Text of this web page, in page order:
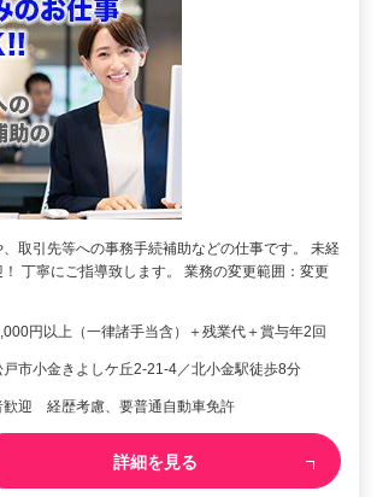
取引先等への事務手続補助などの仕事です。 未経
丁寧にご指導致します。 業務の変更範囲：変更
円以上（一律諸手当含）＋残業代＋賞与年2回
戸市小金きよしケ丘2-21-4／北小金駅徒歩8分
歓迎 経歴考慮、要普通自動車免許
詳細を見る